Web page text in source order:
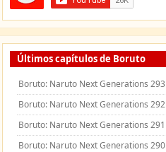
Últimos capítulos de Boruto
Boruto: Naruto Next Generations 293
Boruto: Naruto Next Generations 292
Boruto: Naruto Next Generations 291
Boruto: Naruto Next Generations 290